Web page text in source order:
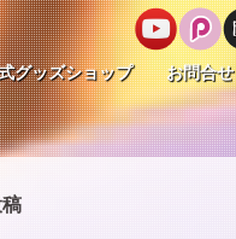
グッズショップ お問合せ